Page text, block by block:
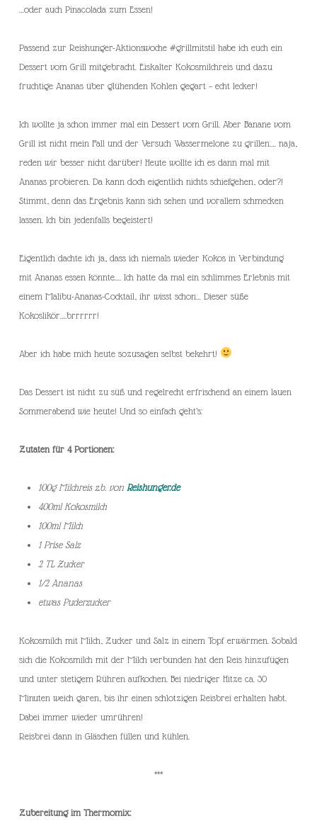
…oder auch Pinacolada zum Essen!
Passend zur Reishunger-Aktionswoche #grillmitstil habe ich euch ein
Dessert vom Grill mitgebracht. Eiskalter Kokosmilchreis und dazu
fruchtige Ananas über glühenden Kohlen gegart – echt lecker!
Ich wollte ja schon immer mal ein Dessert vom Grill. Aber Banane vom
Grill ist nicht mein Fall und der Versuch Wassermelone zu grillen…. naja,
reden wir besser nicht darüber! Heute wollte ich es dann mal mit
Ananas probieren. Da kann doch eigentlich nichts schiefgehen, oder?!
Stimmt, denn das Ergebnis kann sich sehen und vorallem schmecken
lassen. Ich bin jedenfalls begeistert!
Eigentlich dachte ich ja, dass ich niemals wieder Kokos in Verbindung
mit Ananas essen könnte…. Ich hatte da mal ein schlimmes Erlebnis mit
einem Malibu-Ananas-Cocktail, ihr wisst schon… Dieser süße
Kokoslikör….brrrrrr!
Aber ich habe mich heute sozusagen selbst bekehrt!
Das Dessert ist nicht zu süß und regelrecht erfrischend an einem lauen
Sommerabend wie heute! Und so einfach geht’s:
Zutaten für 4 Portionen:
100g Milchreis z.b. von Reishunger.de
400ml Kokosmilch
100ml Milch
1 Prise Salz
2 TL Zucker
1/2 Ananas
etwas Puderzucker
Kokosmilch mit Milch, Zucker und Salz in einem Topf erwärmen. Sobald
sich die Kokosmilch mit der Milch verbunden hat den Reis hinzufügen
und unter stetigem Rühren aufkochen. Bei niedriger Hitze ca. 30
Minuten weich garen, bis ihr einen schlotzigen Reisbrei erhalten habt.
Dabei immer wieder umrühren!
Reisbrei dann in Gläschen füllen und kühlen.
***
Zubereitung im Thermomix: